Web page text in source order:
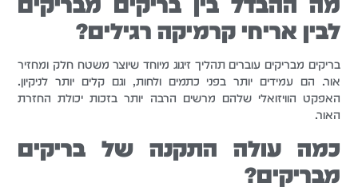
לבין אריחי קרמיקה רגילים?
בריקים מבריקים עוברים תהליך זיגוג מיוחד שיוצר משטח חלק ומחזיר
אור. הם עמידים יותר בפני כתמים ולחות, וגם קלים יותר לניקיון.
האפקט הוויזואלי שלהם מרשים הרבה יותר בזכות יכולת החזרת
האור.
כמה עולה התקנה של בריקים
מבריקים?